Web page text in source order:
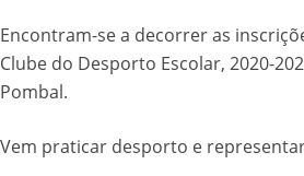
Encontram-se a decorrer as
Clube do Desporto Escolar, 2020-
Pombal.
Vem praticar desporto e